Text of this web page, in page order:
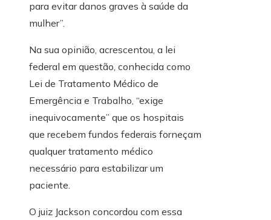
para evitar danos graves à saúde da
mulher”.
Na sua opinião, acrescentou, a lei
federal em questão, conhecida como
Lei de Tratamento Médico de
Emergência e Trabalho, “exige
inequivocamente” que os hospitais
que recebem fundos federais forneçam
qualquer tratamento médico
necessário para estabilizar um
paciente.
O juiz Jackson concordou com essa